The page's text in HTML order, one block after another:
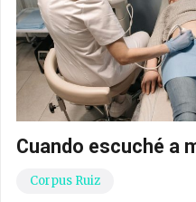
Cuando escuché a
Corpus Ruiz